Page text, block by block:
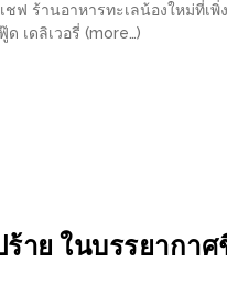
ฟ ร้านอาหารทะเลน้องใหม่ที่เพิ่
เดลิเวอรี่ (more…)
ย ในบรรยากา